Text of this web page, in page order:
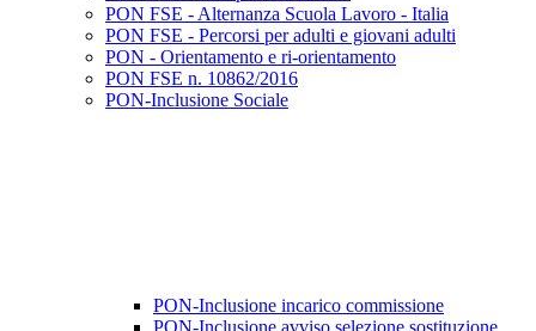
PON FSE - Alternanza Scuola Lavoro - Italia
PON FSE - Percorsi per adulti e giovani adulti
PON - Orientamento e ri-orientamento
PON FSE n. 10862/2016
PON-Inclusione Sociale
PON-Inclusione incarico commissione